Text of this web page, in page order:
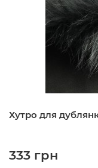
Хутро для
333 грн